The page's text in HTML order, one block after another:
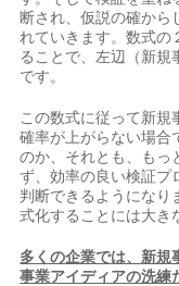
断され、仮説の確から
れていきます。数式の
ることで、左辺（新規
です。
この数式に従って新規
確率が上がらない場合
のか、それとも、もっ
ず、効率の良い検証プ
判断できるようになり
式化することには大き
多くの企業では、新規
事業アイディアの洗練